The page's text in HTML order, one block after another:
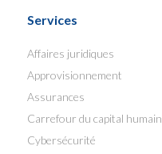
Services
Affaires juridiques
Approvisionnement
Assurances
Carrefour du capital humain
Cybersécurité